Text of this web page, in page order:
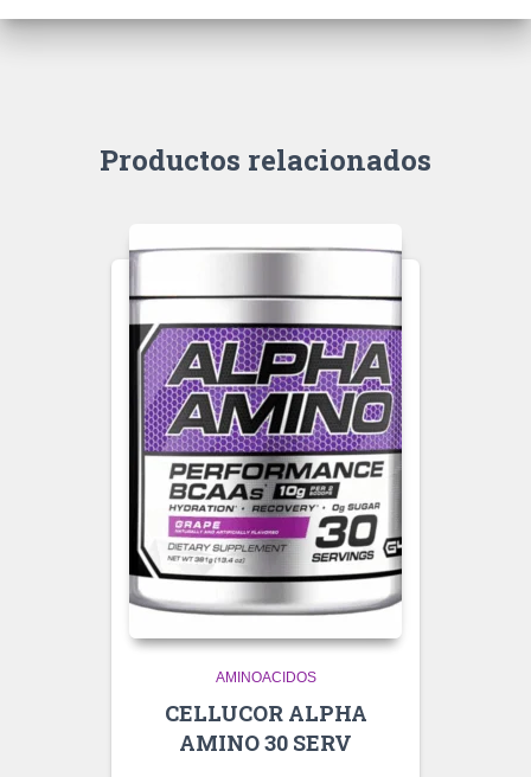
Productos relacionados
AMINOACIDOS
CELLUCOR ALPHA
AMINO 30 SERV